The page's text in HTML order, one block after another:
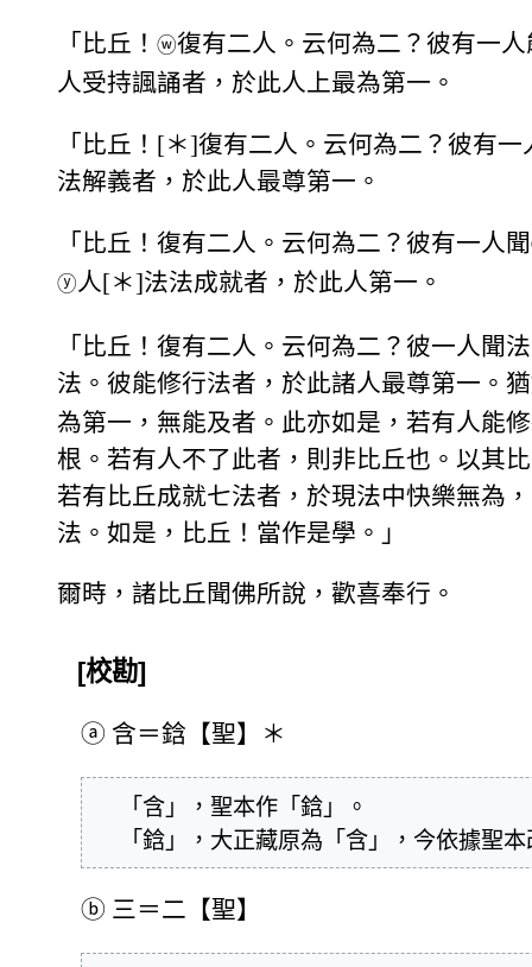
「比丘！ ⓦ復有二人。云何為二？彼有一
人受持諷誦者，於此人上最為第一。
「比丘！[＊]復有二人。云何為二？彼有
法解義者，於此人最尊第一。
「比丘！復有二人。云何為二？彼有一人聞
ⓨ人[＊]法法成就者，於此人第一。
「比丘！復有二人。云何為二？彼一人聞
法。彼能修行法者，於此諸人最尊第一。
為第一，無能及者。此亦如是，若有人能
根。若有人不了此者，則非比丘也。以其
若有比丘成就七法者，於現法中快樂無為
法。如是，比丘！當作是學。」
爾時，諸比丘聞佛所說，歡喜奉行。
[校勘]
ⓐ 含＝鋡【聖】＊
「鋡」，大正藏原為「含」，今依據聖
ⓑ 三＝二【聖】